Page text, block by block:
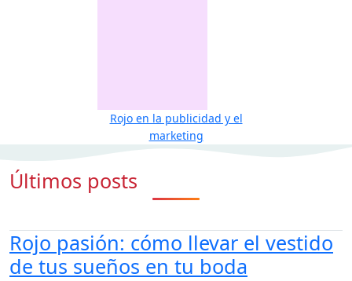
Rojo en la publicidad y el
marketing
Últimos posts
Rojo pasión: cómo llevar el vestido
de tus sueños en tu boda